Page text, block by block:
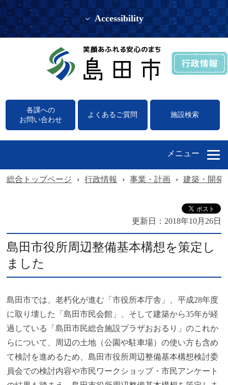
Accessibility
各課への
お問い合わせ
よくあるご質問 施設検索
メニュー
総合トップページ › 行政情報 › 事業・計画 › 建築・開発
更新日： 2018年10月26日
島田市役所周辺整備基本構想を策定し
ました
島田市では、老朽化が進む「市役所本庁舎」、平成28年度
に取り壊した「島田市民会館」、そして建築から35年が経
過している「島田市民総合施設プラザおおるり」のこれか
らについて、周辺の土地（公園や駐車場）の使い方も含め
て検討を進めるため、島田市役所周辺整備基本構想検討委
員会での検討内容や市民ワークショップ・市民アンケート